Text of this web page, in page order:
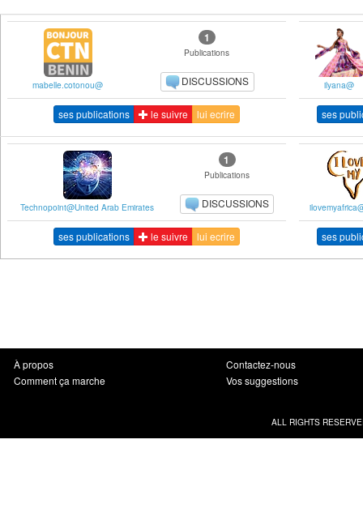
mabelle.cotonou@
1
Publications
DISCUSSIONS
ses publications le suivre lui ecrire
ilyana@
ses
Technopoint@United Arab Emirates
1
Publications
DISCUSSIONS
ses publications le suivre lui ecrire ses
À propos
Comment ça marche
Contactez-nous
Vos suggestions
ALL RIGHTS